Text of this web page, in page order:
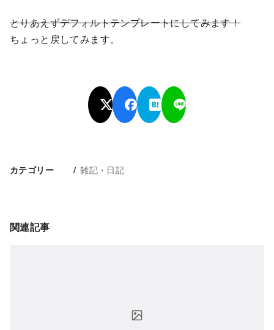
とりあえずデフォルトテンプレートにしてみます！
ちょっと戻してみます。
カテゴリー 雑記・日記
関連記事